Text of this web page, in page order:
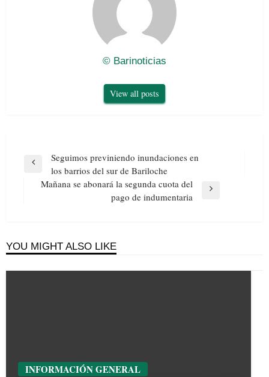
© Barinoticias
View all posts
Navegación
entradas
Previous
Seguimos previniendo inundaciones en
los barrios del sur de Bariloche
Mañana se abonará la segunda cuota del
pago de indumentaria
YOU MIGHT ALSO LIKE
INFORMACIÓN GENERAL